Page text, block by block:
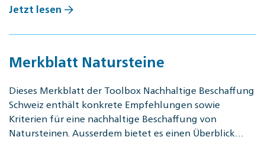
Jetzt lesen
Merkblatt Natursteine
Dieses Merkblatt der Tool­box Nach­hal­ti­ge Be­schaf­fung
Schweiz enthält konkrete Empfehlungen sowie
Kriterien für eine nachhaltige Beschaffung von
Natursteinen. Ausserdem bietet es einen Überblick…